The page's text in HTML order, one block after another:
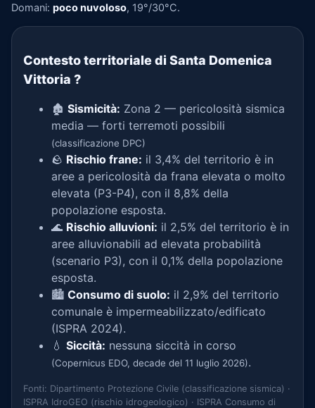
Domani: poco nuvoloso, 19°/30°C.
Contesto territoriale di Santa Domenica
Vittoria ?
🏚️ Sismicità: Zona 2 — pericolosità sismica
media — forti terremoti possibili
(classificazione DPC)
🪨 Rischio frane: il 3,4% del territorio è in
aree a pericolosità da frana elevata o molto
elevata (P3-P4), con il 8,8% della
popolazione esposta.
🌊 Rischio alluvioni: il 2,5% del territorio è in
aree alluvionabili ad elevata probabilità
(scenario P3), con il 0,1% della popolazione
esposta.
🏙️ Consumo di suolo: il 2,9% del territorio
comunale è impermeabilizzato/edificato
(ISPRA 2024).
💧 Siccità: nessuna siccità in corso
(Copernicus EDO, decade del 11 luglio 2026).
Fonti: Dipartimento Protezione Civile (classificazione sismica) ·
ISPRA IdroGEO (rischio idrogeologico) · ISPRA Consumo di